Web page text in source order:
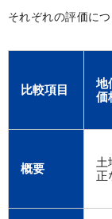
それぞれの評価に
比較項目
地
価
概要
土
正